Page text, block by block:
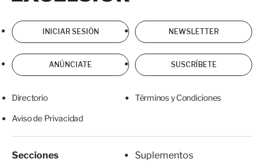
INICIAR SESIÓN NEWSLETTER
ANÚNCIATE SUSCRÍBETE
Directorio Términos y Condiciones
Aviso de Privacidad
Secciones
Suplementos